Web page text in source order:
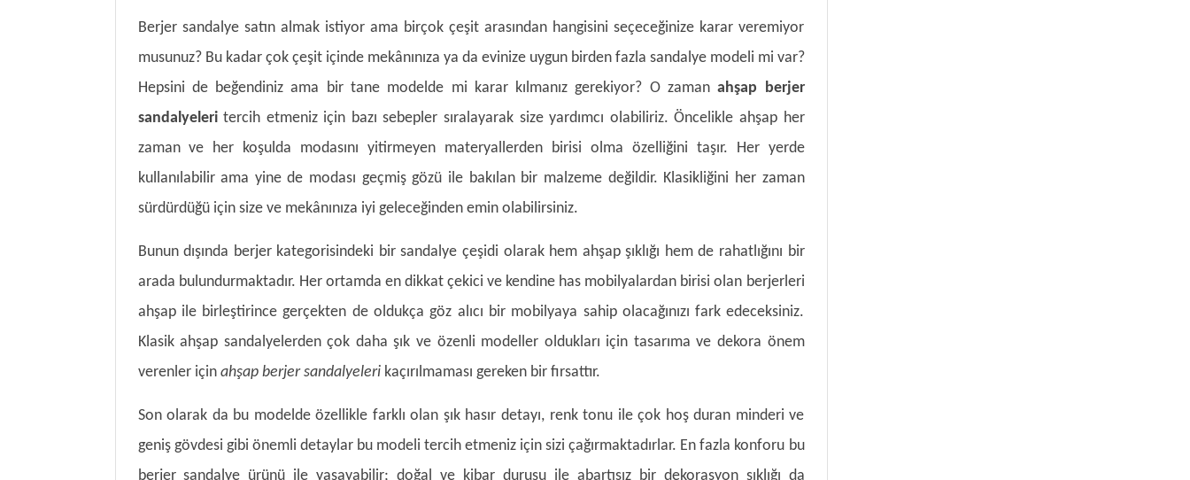
Berjer sandalye satın almak istiyor ama birçok çeşit arasından hangisini seçeceğinize karar veremiyor
musunuz? Bu kadar çok çeşit içinde mekânınıza ya da evinize uygun birden fazla sandalye modeli mi var?
Hepsini de beğendiniz ama bir tane modelde mi karar kılmanız gerekiyor? O zamanahşap berjer
sandalyeleritercih etmeniz için bazı sebepler sıralayarak size yardımcı olabiliriz. Öncelikle ahşap her
zaman ve her koşulda modasını yitirmeyen materyallerden birisi olma özelliğini taşır. Her yerde
kullanılabilir ama yine de modası geçmiş gözü ile bakılan bir malzeme değildir. Klasikliğini her zaman
sürdürdüğü için size ve mekânınıza iyi geleceğinden emin olabilirsiniz.
Bunun dışında berjer kategorisindeki bir sandalye çeşidi olarak hem ahşap şıklığı hem de rahatlığını bir
arada bulundurmaktadır. Her ortamda en dikkat çekici ve kendine has mobilyalardan birisi olan berjerleri
ahşap ile birleştirince gerçekten de oldukça göz alıcı bir mobilyaya sahip olacağınızı fark edeceksiniz.
Klasik ahşap sandalyelerden çok daha şık ve özenli modeller oldukları için tasarıma ve dekora önem
verenler için ahşap berjer sandalyelerikaçırılmaması gereken bir fırsattır.
Son olarak da bu modelde özellikle farklı olan şık hasır detayı, renk tonu ile çok hoş duran minderi ve
geniş gövdesi gibi önemli detaylar bu modeli tercih etmeniz için sizi çağırmaktadırlar. En fazla konforu bu
berjer sandalye ürünü ile yaşayabilir; doğal ve kibar duruşu ile abartısız bir dekorasyon şıklığı da